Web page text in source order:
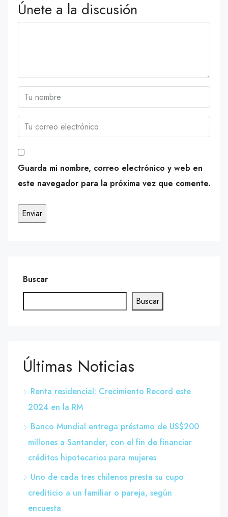
Únete a la discusión
Guarda mi nombre, correo electrónico y web en
este navegador para la próxima vez que comente.
Buscar
Buscar
Últimas Noticias
Renta residencial: Crecimiento Record este
2024 en la RM
Banco Mundial entrega préstamo de US$200
millones a Santander, con el fin de financiar
créditos hipotecarios para mujeres
Uno de cada tres chilenos presta su cupo
crediticio a un familiar o pareja, según
encuesta